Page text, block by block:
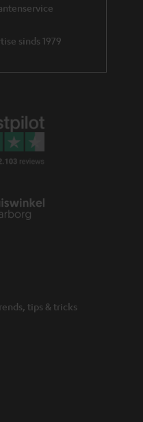
sinds 1979
tips & tricks